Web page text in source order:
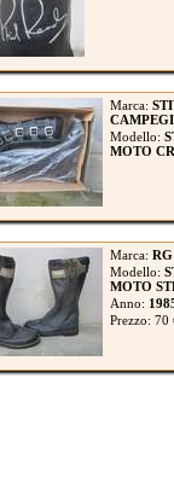
Marca:
Modello:
MOTO
Marca:
Modello:
MOTO
Anno:
Prezzo: 70